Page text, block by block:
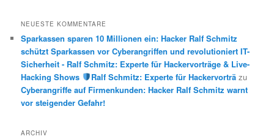
NEUESTE KOMMENTARE
Sparkassen sparen 10 Millionen ein: Hacker Ralf Schmitz
schützt Sparkassen vor Cyberangriffen und revolutioniert IT-
Sicherheit - Ralf Schmitz: Experte für Hackervorträge & Live-
Hacking Shows
Ralf Schmitz: Experte für Hackervorträzu
Cyberangriffe auf Firmenkunden: Hacker Ralf Schmitz warnt
vor steigender Gefahr!
ARCHIV